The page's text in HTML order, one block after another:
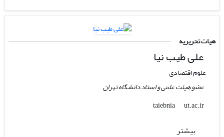
هیات تحریریه
علی طیب نیا
علوم اقتصادی
عضو هیئت علمی و استاد دانشگاه تهران
taiebnia
ut.ac.ir
بیشتر